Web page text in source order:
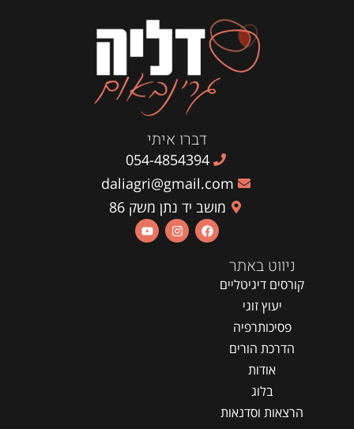
דברו איתי
054-4854394
daliagri@gmail.com
מושב יד נתן משק 86
ניווט באתר
קורסים דיגיטליים
יעוץ זוגי
פסיכותרפיה
הדרכת הורים
אודות
בלוג
הרצאות וסדנאות